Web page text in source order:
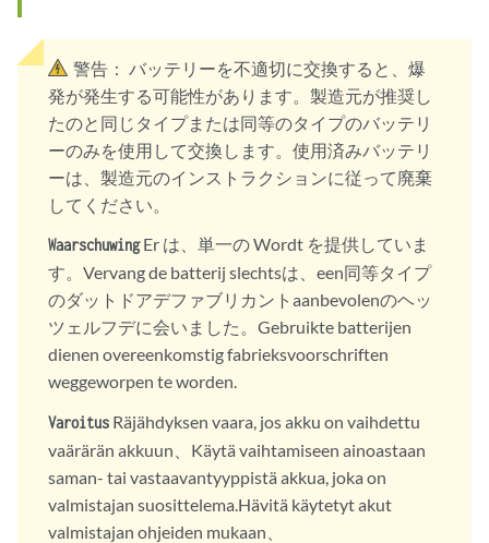
警告： バッテリーを不適切に交換すると、爆
発が発生する可能性があります。製造元が推奨し
たのと同じタイプまたは同等のタイプのバッテリ
ーのみを使用して交換します。使用済みバッテリ
ーは、製造元のインストラクションに従って廃棄
してください。
WaarschuwingEr は、単一の Wordt を提供していま
す。Vervang de batterij slechtsは、een同等タイプ
のダットドアデファブリカントaanbevolenのヘッ
ツェルフデに会いました。Gebruikte batterijen
dienen overeenkomstig fabrieksvoorschriften
weggeworpen te worden.
Varoitus Räjähdyksen vaara, jos akku on vaihdettu
vaärärän akkuun、Käytä vaihtamiseen ainoastaan
saman- tai vastaavantyyppistä akkua, joka on
valmistajan suosittelema.Hävitä käytetyt akut
valmistajan ohjeiden mukaan、